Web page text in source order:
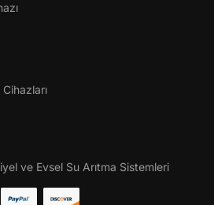
ve Evsel Su Arıtma Sistemleri